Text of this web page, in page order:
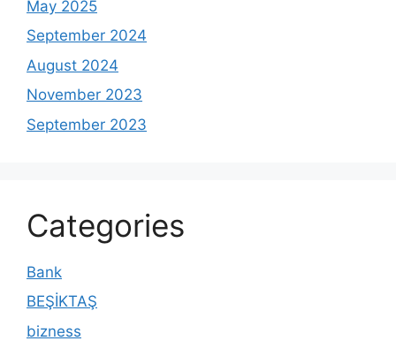
May 2025
September 2024
August 2024
November 2023
September 2023
Categories
Bank
BEŞİKTAŞ
bizness